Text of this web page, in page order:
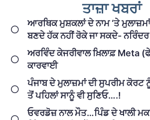
ਤਾਜ਼ਾ ਖਬਰਾਂ
ਆਰਥਿਕ ਮੁਸ਼ਕਲਾਂ ਦੇ ਨਾਮ ‘ਤੇ
ਬਣਦੇ ਹੱਕ ਨਹੀਂ ਰੋਕੇ ਜਾ ਸਕਦੇ- ਨਰਿੰਦਰ
ਅਰਵਿੰਦ ਕੇਜਰੀਵਾਲ ਖ਼ਿਲਾਫ਼ Meta
ਕਾਰਵਾਈ
ਪੰਜਾਬ ਦੇ ਮੁਲਾਜ਼ਮਾਂ ਦੀ ਸੁਪਰੀਮ ਕੋਰਟ
ਤੋਂ ਪਹਿਲਾਂ ਸਾਨੂੰ ਵੀ ਸੁਣਿਓ….!
ਓਵਰਡੋਜ਼ ਨਾਲ ਮੌਤ…ਪਿੰਡ ਦੇ ਖਾਲੀ